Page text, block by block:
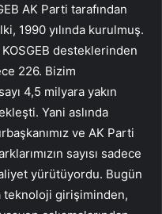
AK Parti tarafından
1990 yılında kurulmuş.
desteklerinden
226. Bizim
4,5 milyara yakın
Yani aslında
ve AK Parti
sayısı sadece
yürütüyordu. Bugün
teknoloji girişiminden,